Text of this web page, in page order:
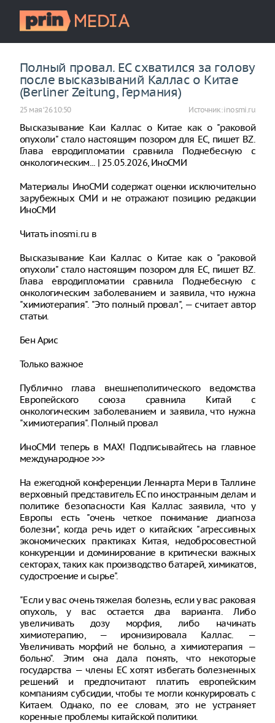
Полный провал. ЕС схватился за голову
после высказываний Каллас о Китае
(Berliner Zeitung, Германия)
25 мая ‘26 10:50 Источник:inosmi.ru
Высказывание Каи Каллас о Китае как о "раковой
опухоли" стало настоящим позором для ЕС, пишет BZ.
Глава евродипломатии сравнила Поднебесную с
онкологическим... | 25.05.2026, ИноСМИ
Материалы ИноСМИ содержат оценки исключительно
зарубежных СМИ и не отражают позицию редакции
ИноСМИ
Читать inosmi.ru в
Высказывание Каи Каллас о Китае как о "раковой
опухоли" стало настоящим позором для ЕС, пишет BZ.
Глава евродипломатии сравнила Поднебесную с
онкологическим заболеванием и заявила, что нужна
"химиотерапия". "Это полный провал", — считает автор
статьи.
Бен Арис
Только важное
Публично глава внешнеполитического ведомства
Европейского союза сравнила Китай с
онкологическим заболеванием и заявила, что нужна
"химиотерапия". Полный провал
ИноСМИ теперь в MAX! Подписывайтесь на главное
международное >>>
На ежегодной конференции Леннарта Мери в Таллине
верховный представитель ЕС по иностранным делам и
политике безопасности Кая Каллас заявила, что у
Европы есть "очень четкое понимание диагноза
болезни", когда речь идет о китайских "агрессивных
экономических практиках Китая, недобросовестной
конкуренции и доминирование в критически важных
секторах, таких как производство батарей, химикатов,
судостроение и сырье".
"Если у вас очень тяжелая болезнь, если у вас раковая
опухоль, у вас остается два варианта. Либо
увеличивать дозу морфия, либо начинать
химиотерапию, — иронизировала Каллас. —
Увеличивать морфий не больно, а химиотерапия —
больно". Этим она дала понять, что некоторые
государства — члены ЕС хотят избегать болезненных
решений и предпочитают платить европейским
компаниям субсидии, чтобы те могли конкурировать с
Китаем. Однако, по ее словам, это не устраняет
коренные проблемы китайской политики.